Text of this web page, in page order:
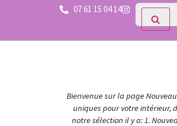
07 61 15 04 14
Bienvenue sur la page
uniques pour votre intérieur,
notre sélection il y a: 1.